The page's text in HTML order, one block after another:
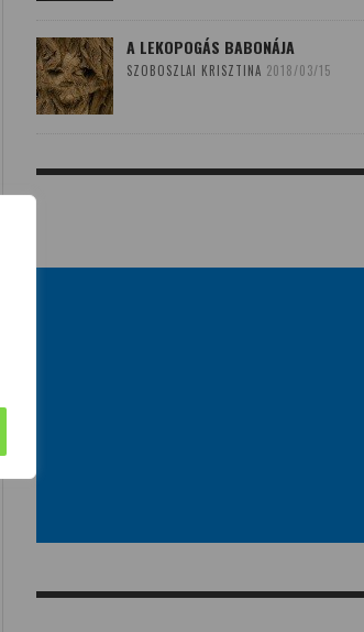
A LEKOPOGÁS BABONÁJA
SZOBOSZLAI KRISZTINA 2018/03/15